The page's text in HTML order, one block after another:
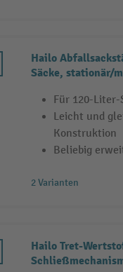
Hailo
Säcke, stationär/
Für 120-Liter-
Leicht und
Konstruktion
Beliebig
2 Varianten
Hailo Tret-